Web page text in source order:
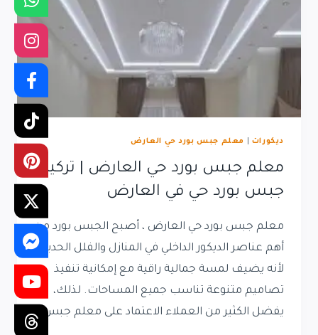
النوم
ديكورات معلم جبس بورد حي العارض
معلم جبس بورد حي العارض | تركيب
جبس بورد حي في العارض
معلم جبس بورد حي العارض ، أصبح الجبس بورد من
أهم عناصر الديكور الداخلي في المنازل والفلل الحديثة،
لأنه يضيف لمسة جمالية راقية مع إمكانية تنفيذ
تصاميم متنوعة تناسب جميع المساحات. لذلك،
يفضل الكثير من العملاء الاعتماد على معلم جبس…